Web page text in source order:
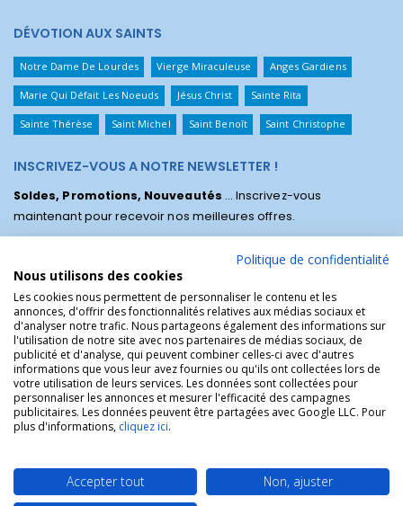
DÉVOTION AUX SAINTS
Notre Dame De Lourdes Vierge Miraculeuse Anges Gardiens
Marie Qui Défait Les Noeuds Jésus Christ Sainte Rita
Sainte Thérèse Saint Michel Saint Benoît Saint Christophe
INSCRIVEZ-VOUS A NOTRE NEWSLETTER !
Soldes, Promotions, Nouveautés ... Inscrivez-vous
maintenant pour recevoir nos meilleures offres.
La Boutique des Chrétiens © | La boutique religieuse chrétienne de
référence !.
Politique de confidentialité
Nous utilisons des cookies
Les cookies nous permettent de personnaliser le contenu et les
annonces, d'offrir des fonctionnalités relatives aux médias sociaux et
d'analyser notre trafic. Nous partageons également des informations sur
l'utilisation de notre site avec nos partenaires de médias sociaux, de
publicité et d'analyse, qui peuvent combiner celles-ci avec d'autres
informations que vous leur avez fournies ou qu'ils ont collectées lors de
votre utilisation de leurs services. Les données sont collectées pour
personnaliser les annonces et mesurer l'efficacité des campagnes
publicitaires. Les données peuvent être partagées avec Google LLC. Pour
plus d'informations, cliquez ici.
Accepter tout Non, ajuster